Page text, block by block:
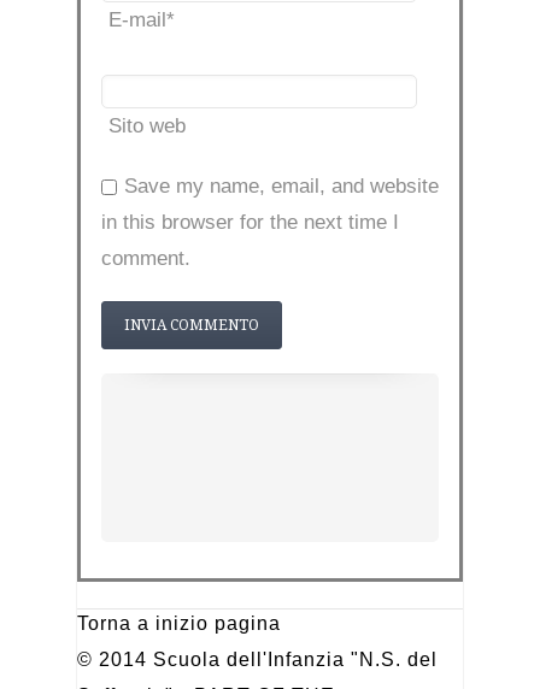
E-mail*
Sito web
Save my name, email, and website
in this browser for the next time I
comment.
Torna a inizio pagina
© 2014 Scuola dell'Infanzia "N.S. del